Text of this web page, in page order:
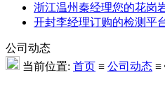
浙江温州秦经理您的花岗
开封李经理订购的检测平
公司动态
当前位置: 首页 ≡ 公司动态 ≡